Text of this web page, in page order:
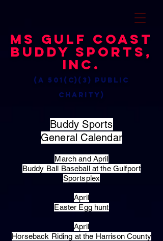
MS Gulf Coast
Buddy Sports,
Inc.
(a 501(c)(3) public
charity)
Buddy Sports
General Calendar
March and April
Buddy Ball Baseball at the Gulfport
Sportsplex
April
Easter Egg hunt
April
Horseback Riding at the Harrison County